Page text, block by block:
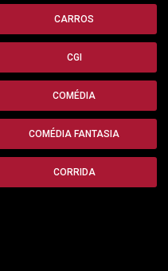
CARROS
CGI
COMÉDIA
COMÉDIA FANTASIA
CORRIDA